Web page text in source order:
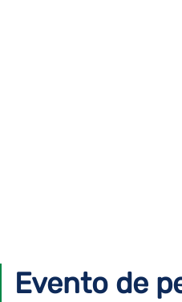
Evento de